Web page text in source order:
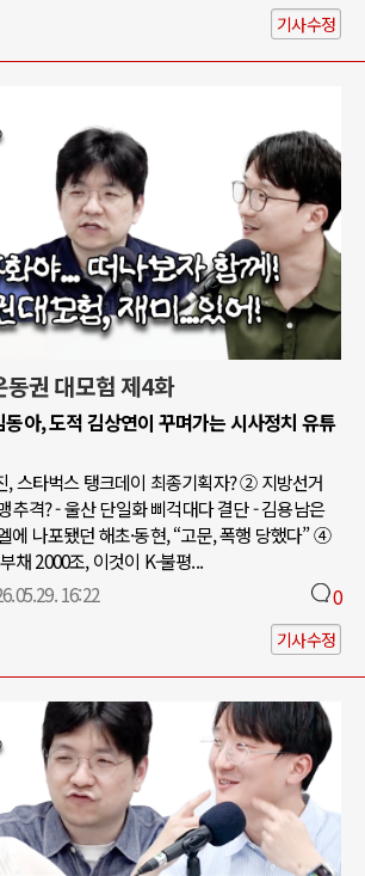
기사수정
권 대모험 제4화
아, 도적 김상연이 꾸며가는 시사정치 유튜
스타벅스 탱크데이 최종기획자? ② 지방선거
추격? - 울산 단일화 삐걱대다 결단 - 김용남은
나포됐던 해초·동현, “고문, 폭행 당했다” ④
채 2000조, 이것이 K-불평...
16:22 0
기사수정